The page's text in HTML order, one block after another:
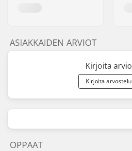
ASIAKKAIDEN ARVIOT
Kirjoita arvio
Kirjoita arvostelu
OPPAAT